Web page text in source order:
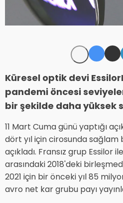
Küresel optik devi
pandemi öncesi
bir şekilde daha yüksek
11 Mart Cuma günü yaptığı
dört yıl için cirosunda
açıkladı. Fransız grup Essilor
arasındaki 2018'deki
2021 için bir önceki yıl 85
avro net kar grubu payı